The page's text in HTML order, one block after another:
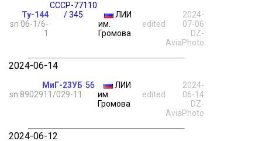
Ту-144
sn 06-1/6-
1
СССР-77110
/ 345
ЛИИ
им.
Громова
edited
2024-
07-06
DZ-
AviaPhoto
2024-06-14
МиГ-23УБ
sn 8902911/029-11
56
ЛИИ
им.
Громова
edited
2024-
06-14
DZ-
AviaPhoto
2024-06-12